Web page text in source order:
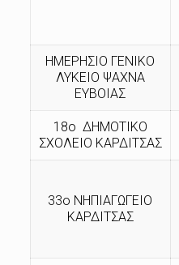
ΗΜΕΡΗΣΙΟ ΓΕΝΙΚΟ
ΛΥΚΕΙΟ ΨΑΧΝΑ
ΕΥΒΟΙΑΣ
18ο ΔΗΜΟΤΙΚΟ
ΣΧΟΛΕΙΟ ΚΑΡΔΙΤΣΑΣ
33ο ΝΗΠΙΑΓΩΓΕΙΟ
ΚΑΡΔΙΤΣΑΣ